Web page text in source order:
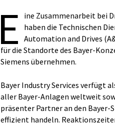
E
ine Zusammenarbeit bei
haben die Technischen
Automation and Drives
für die Standorte des Bayer-
Siemens übernehmen.
Bayer Industry Services verfügt
aller Bayer-Anlagen weltweit
präsenter Partner an den
effizient handeln.